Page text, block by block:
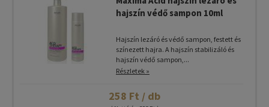
hajszín védő sampon 10ml
Hajszín lezáró és védő sampon, festett és
színezett hajra. A hajszín stabilizáló és
hajszín védő sampon,...
Részletek »
258 Ft / db